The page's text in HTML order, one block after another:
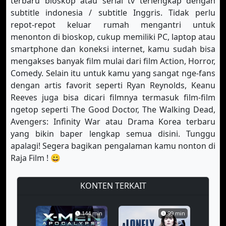
S-4 Eps-10 S-4 Eps-11 S-4 Eps-12
S-4 Eps-13 S-4 Eps-14 S-4 Eps-15
S-4 Eps-16 S-4 Eps-17 S-4 Eps-18
S-4 Eps-19 S-4 Eps-20 S-4 Eps-21
S-4 Eps-22 S-5 Eps-1 S-5 Eps-2
S-5 Eps-3 S-5 Eps-4 S-5 Eps-5
S-5 Eps-6 S-5 Eps-7 S-5 Eps-8
subtitle indonesia / subtitle Inggris. Tidak perlu
repot-repot keluar rumah mengantri untuk
menonton di bioskop, cukup memiliki PC, laptop atau
smartphone dan koneksi internet, kamu sudah bisa
mengakses banyak film mulai dari film Action, Horror,
Comedy. Selain itu untuk kamu yang sangat nge-fans
dengan artis favorit seperti Ryan Reynolds, Keanu
Reeves juga bisa dicari filmnya termasuk film-film
ngetop seperti The Good Doctor, The Walking Dead,
Avengers: Infinity War atau Drama Korea terbaru
yang bikin baper lengkap semua disini. Tunggu
apalagi! Segera bagikan pengalaman kamu nonton di
Raja Film ! 😀
KONTEN TERKAIT
144 min 99 min